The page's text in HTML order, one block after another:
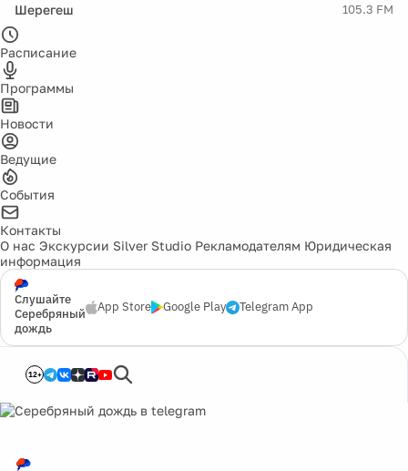
Шерегеш 105.3 FM
Расписание
Программы
Новости
Ведущие
События
Контакты
О нас Экскурсии Silver Studio Рекламодателям Юридическая
информация
Слушайте
Серебряный
дождь
App Store Google Play Telegram App
12+